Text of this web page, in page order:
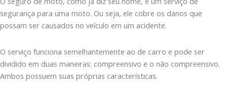
segurança para uma moto. Ou seja, ele cobre os danos que
possam ser causados no veículo em um acidente.
O serviço funciona semelhantemente ao de carro e pode ser
dividido em duas maneiras: compreensivo e o não compreensivo.
Ambos possuem suas próprias características.